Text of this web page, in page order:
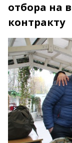
отбора на
контракту